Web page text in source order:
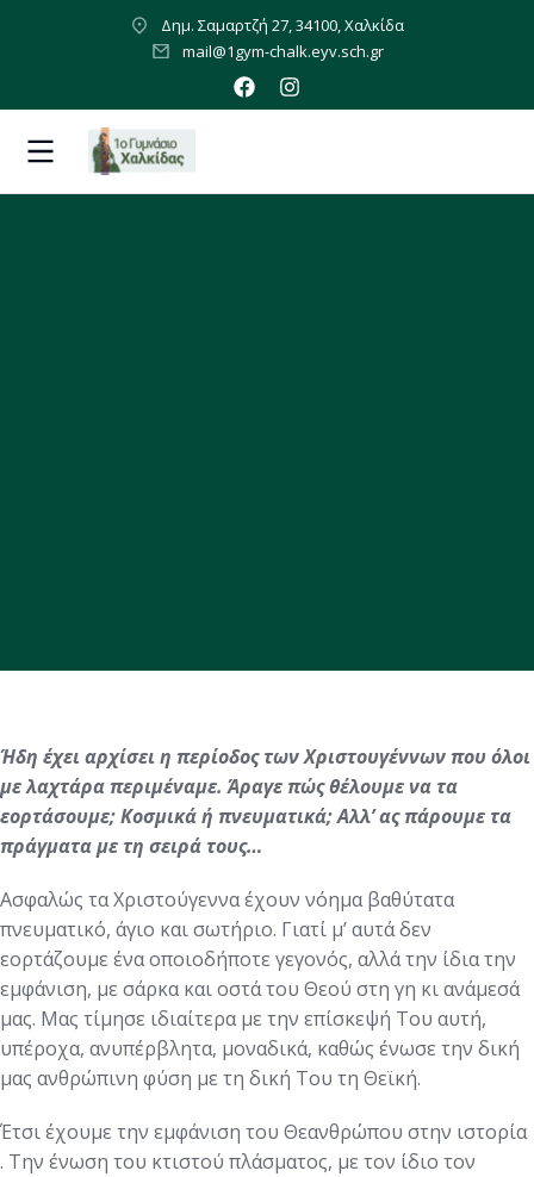
Δημ. Σαμαρτζή 27, 34100, Χαλκίδα
mail@1gym-chalk.eyv.sch.gr
Ήδη έχει αρχίσει η περίοδος των Χριστουγέννων που όλοι
με λαχτάρα περιμέναμε. Άραγε πώς θέλουμε να τα
εορτάσουμε; Κοσμικά ή πνευματικά; Αλλ’ ας πάρουμε τα
πράγματα με τη σειρά τους…
Ασφαλώς τα Χριστούγεννα έχουν νόημα βαθύτατα
πνευματικό, άγιο και σωτήριο. Γιατί μ’ αυτά δεν
εορτάζουμε ένα οποιοδήποτε γεγονός, αλλά την ίδια την
εμφάνιση, με σάρκα και οστά του Θεού στη γη κι ανάμεσά
μας. Μας τίμησε ιδιαίτερα με την επίσκεψή Του αυτή,
υπέροχα, ανυπέρβλητα, μοναδικά, καθώς ένωσε την δική
μας ανθρώπινη φύση με τη δική Του τη Θεϊκή.
Έτσι έχουμε την εμφάνιση του Θεανθρώπου στην ιστορία
. Την ένωση του κτιστού πλάσματος, με τον ίδιο τον